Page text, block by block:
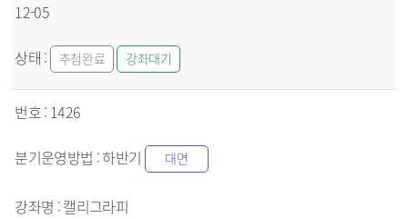
12-05
추첨완료 강좌대기
1426
하반기 대면
캘리그라피